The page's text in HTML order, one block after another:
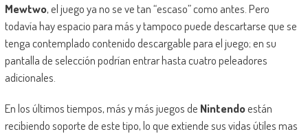
Mewtwo, el juego ya no se ve tan “escaso” como antes. Pero
todavía hay espacio para más y tampoco puede descartarse que se
tenga contemplado contenido descargable para el juego; en su
pantalla de selección podrían entrar hasta cuatro peleadores
adicionales.
En los últimos tiempos, más y más juegos de Nintendoestán
recibiendo soporte de este tipo, lo que extiende sus vidas útiles mas